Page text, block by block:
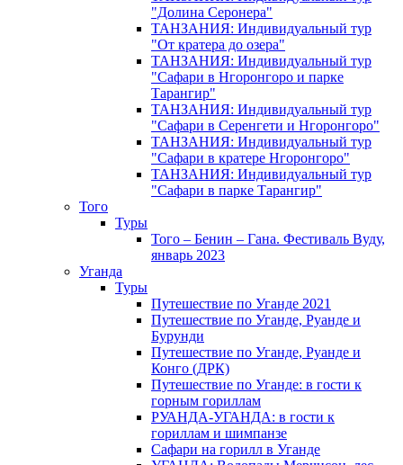
"Долина Серонера"
ТАНЗАНИЯ: Индивидуальный тур
"От кратера до озера"
ТАНЗАНИЯ: Индивидуальный тур
"Сафари в Нгоронгоро и парке
Тарангир"
ТАНЗАНИЯ: Индивидуальный тур
"Сафари в Серенгети и Нгоронгоро"
ТАНЗАНИЯ: Индивидуальный тур
"Сафари в кратере Нгоронгоро"
ТАНЗАНИЯ: Индивидуальный тур
"Сафари в парке Тарангир"
Того
Туры
Того – Бенин – Гана. Фестиваль Вуду,
январь 2023
Уганда
Туры
Путешествие по Уганде 2021
Путешествие по Уганде, Руанде и
Бурунди
Путешествие по Уганде, Руанде и
Конго (ДРК)
Путешествие по Уганде: в гости к
горным гориллам
РУАНДА-УГАНДА: в гости к
гориллам и шимпанзе
Сафари на горилл в Уганде